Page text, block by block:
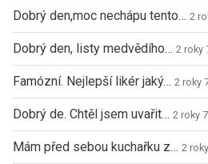
Dobrý den,moc nechápu tento… 2
Dobrý den, listy medvědího… 2 roky
Famózní. Nejlepší likér jaký… 2 roky
Dobrý de. Chtěl jsem uvařit… 2 roky
Mám před sebou kuchařku z… 2